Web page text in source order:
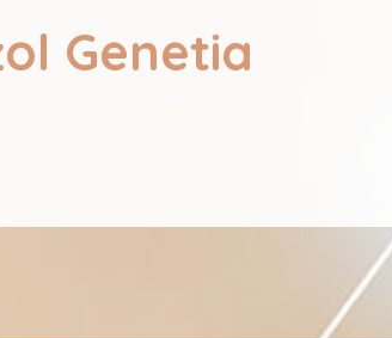
Genetia